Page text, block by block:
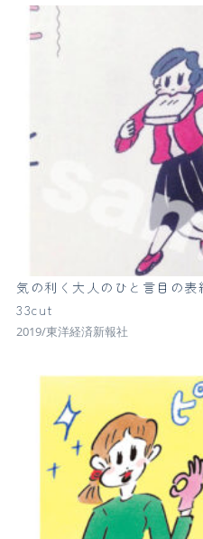
気の利く大人のひと言目の
33cut
2019/東洋経済新報社